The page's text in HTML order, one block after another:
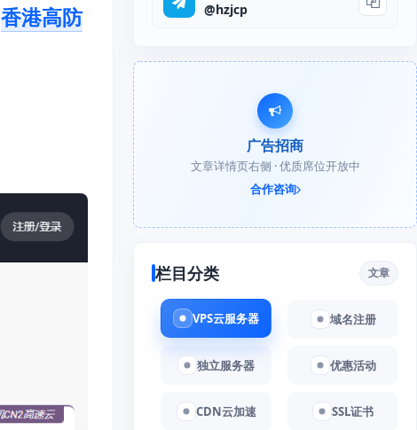
香港高防
@hzjcp
广告招商
文章详情页右侧 · 优质席位开放中
合作咨询
栏目分类 文章
VPS云服务器 域名注册
独立服务器 优惠活动
CDN云加速 SSL证书